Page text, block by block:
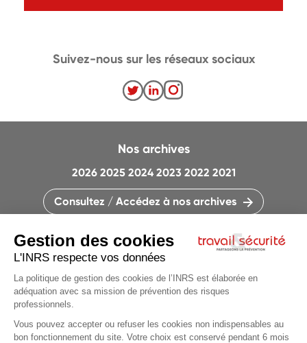
CONTACTEZ LA RÉDACTION
QUI SOMMES-NOUS ?
PLAN DU SITE
Nos archives
2026 2025 2024 2023 2022 2021
Consultez / Accédez à nos archives
Suivez-nous sur les réseaux sociaux